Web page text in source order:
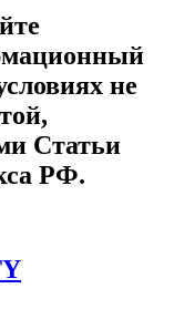
не
Статьи
РФ.